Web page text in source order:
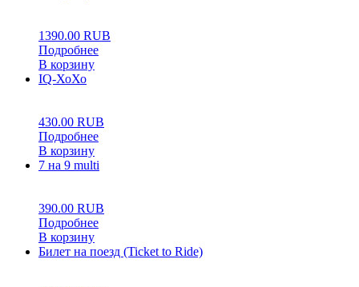
1390.00 RUB
Подробнее
В корзину
IQ-ХоХо
430.00 RUB
Подробнее
В корзину
7 на 9 multi
390.00 RUB
Подробнее
В корзину
Билет на поезд (Ticket to Ride)